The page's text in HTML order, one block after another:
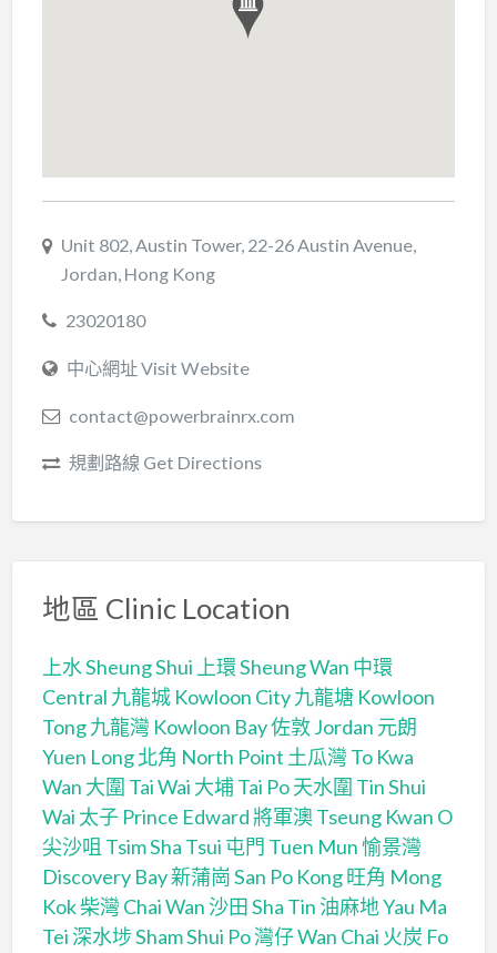
Unit 802, Austin Tower, 22-26 Austin Avenue,
Jordan, Hong Kong
23020180
中心網址 Visit Website
contact@powerbrainrx.com
規劃路線 Get Directions
地區 Clinic Location
上水 Sheung Shui 上環 Sheung Wan 中環
Central 九龍城 Kowloon City九龍塘 Kowloon
Tong九龍灣 Kowloon Bay佐敦 Jordan 元朗
Yuen Long北角 North Point 土瓜灣 To Kwa
Wan 大圍 Tai Wai 大埔 Tai Po天水圍 Tin Shui
Wai 太子 Prince Edward將軍澳 Tseung Kwan O
尖沙咀 Tsim Sha Tsui 屯門 Tuen Mun愉景灣
Discovery Bay新蒲崗 San Po Kong旺角 Mong
Kok柴灣 Chai Wan沙田 Sha Tin 油麻地 Yau Ma
Tei深水埗 Sham Shui Po灣仔 Wan Chai 火炭 Fo